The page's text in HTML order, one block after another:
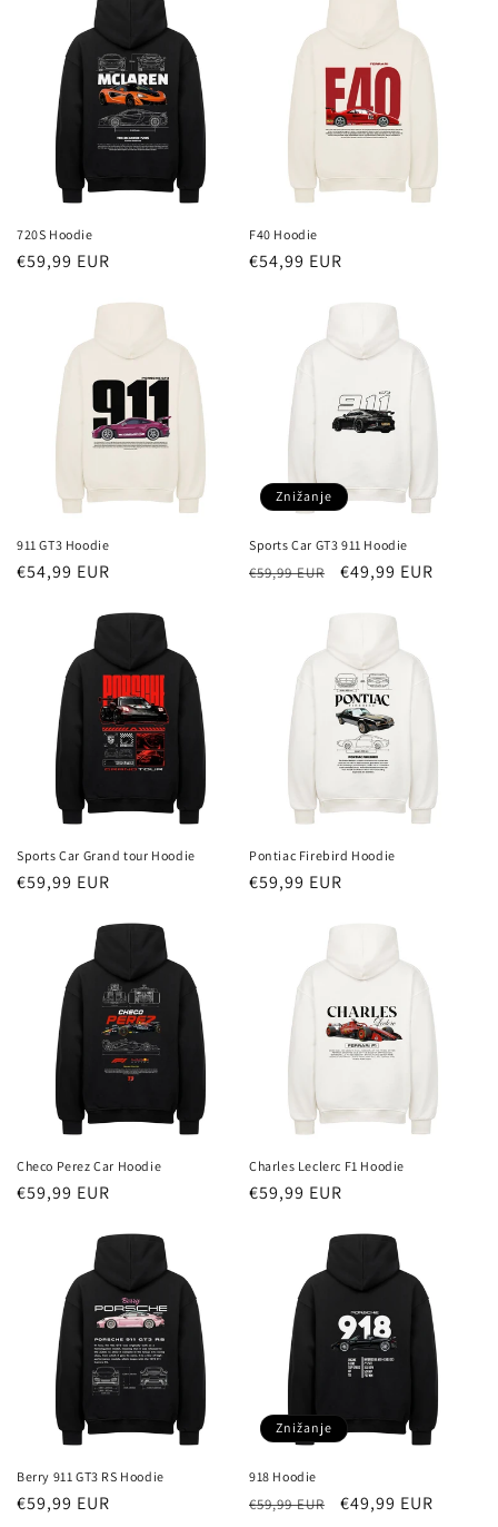
720S Hoodie
Redna
€59,99 EUR
F40 Hoodie
Redna
€54,99 EUR
911 GT3 Hoodie
Redna
€54,99 EUR
Znižanje
Sports Car GT3 911 Hoodie
Redna
€59,99 EUR
Znižana
€49,99 EUR
Sports Car Grand tour Hoodie
Redna
€59,99 EUR
Pontiac Firebird Hoodie
Redna
€59,99 EUR
Checo Perez Car Hoodie
Redna
€59,99 EUR
Charles Leclerc F1 Hoodie
Redna
€59,99 EUR
Berry 911 GT3 RS Hoodie
Redna
€59,99 EUR
Znižanje
918 Hoodie
Redna
€59,99 EUR
Znižana
€49,99 EUR